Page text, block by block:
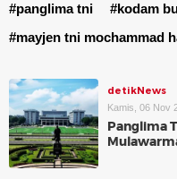
#panglima tni
#kodam
#mayjen tni mochammad
detikNews
Kamis, 06 Nov
Panglima